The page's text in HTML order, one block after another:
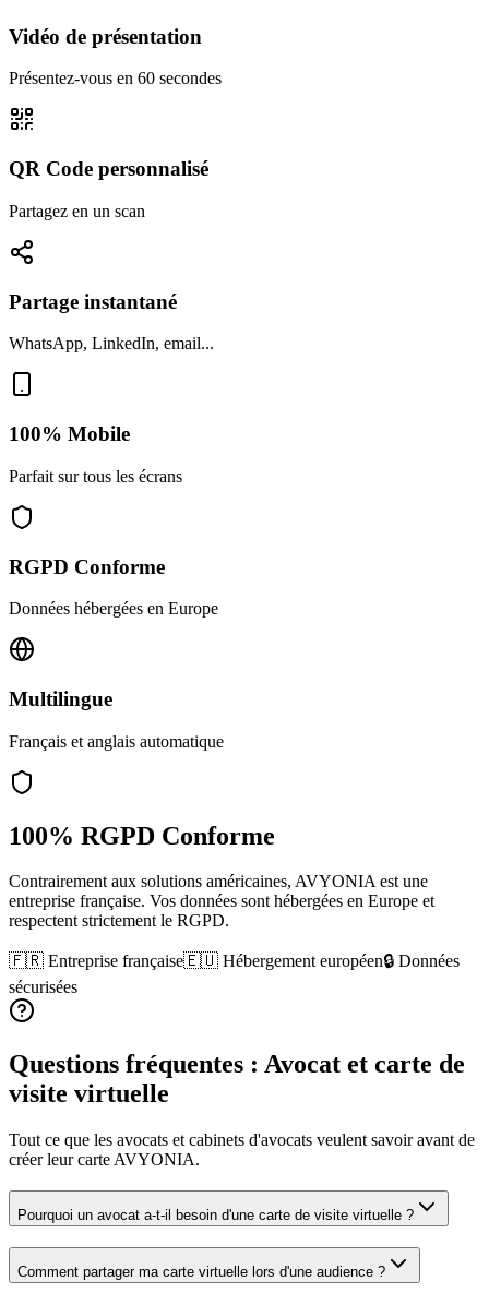
Vidéo de présentation
Présentez-vous en 60 secondes
QR Code personnalisé
Partagez en un scan
Partage instantané
WhatsApp, LinkedIn, email...
100% Mobile
Parfait sur tous les écrans
RGPD Conforme
Données hébergées en Europe
Multilingue
Français et anglais automatique
100% RGPD Conforme
Contrairement aux solutions américaines, AVYONIA est une
entreprise française. Vos données sont hébergées en Europe et
respectent strictement le RGPD.
🇫🇷 Entreprise française🇪🇺 Hébergement européen🔒 Données
sécurisées
Questions fréquentes : Avocat et carte de
visite virtuelle
Tout ce que les avocats et cabinets d'avocats veulent savoir avant de
créer leur carte AVYONIA.
Pourquoi un avocat a-t-il besoin d'une carte de visite virtuelle ?
Comment partager ma carte virtuelle lors d'une audience ?